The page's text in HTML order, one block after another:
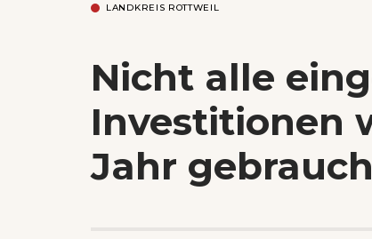
LANDKREIS ROTTWEIL
Nicht alle
Investitionen
Jahr